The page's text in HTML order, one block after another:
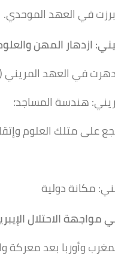
في العهد الموحدي.
ازدهار المهن
في العهد المريني
هندسة المساجد؛
متلك العلوم
مكانة دولية
الاحتلال
وأوربا بعد معركة